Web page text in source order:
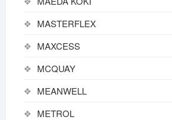
MASTERFLEX
MAXCESS
MCQUAY
MEANWELL
METROL